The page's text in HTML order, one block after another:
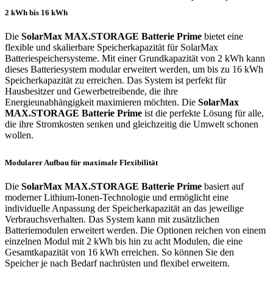
2 kWh bis 16 kWh
Die SolarMax MAX.STORAGE Batterie Prime bietet eine
flexible und skalierbare Speicherkapazität für SolarMax
Batteriespeichersysteme. Mit einer Grundkapazität von 2 kWh kann
dieses Batteriesystem modular erweitert werden, um bis zu 16 kWh
Speicherkapazität zu erreichen. Das System ist perfekt für
Hausbesitzer und Gewerbetreibende, die ihre
Energieunabhängigkeit maximieren möchten. Die SolarMax
MAX.STORAGE Batterie Prime ist die perfekte Lösung für alle,
die ihre Stromkosten senken und gleichzeitig die Umwelt schonen
wollen.
Modularer Aufbau für maximale Flexibilität
Die SolarMax MAX.STORAGE Batterie Prime basiert auf
moderner Lithium-Ionen-Technologie und ermöglicht eine
individuelle Anpassung der Speicherkapazität an das jeweilige
Verbrauchsverhalten. Das System kann mit zusätzlichen
Batteriemodulen erweitert werden. Die Optionen reichen von einem
einzelnen Modul mit 2 kWh bis hin zu acht Modulen, die eine
Gesamtkapazität von 16 kWh erreichen. So können Sie den
Speicher je nach Bedarf nachrüsten und flexibel erweitern.